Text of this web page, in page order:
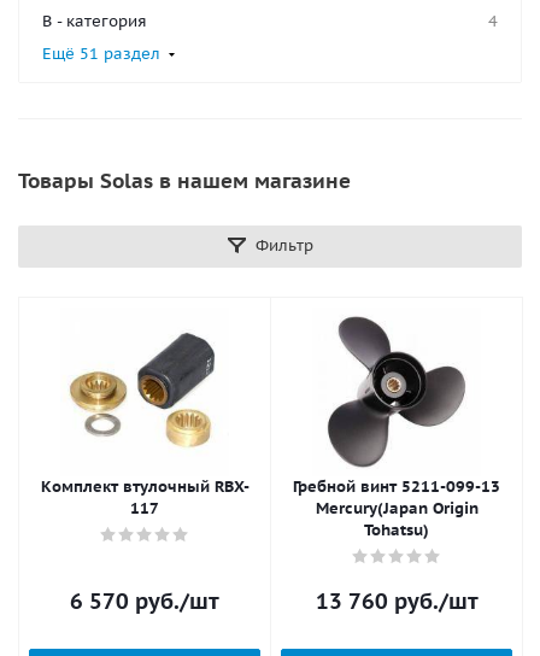
B - категория
4
Ещё 51 раздел
Товары Solas в нашем магазине
Фильтр
Комплект втулочный RBX-
117
6 570 руб./шт
Гребной винт 5211-099-13
Mercury(Japan Origin
Tohatsu)
13 760 руб./шт